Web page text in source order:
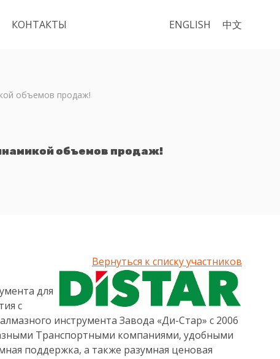
ENGLISH 中文
КОНТАКТЫ
объемов продаж!
объемов продаж!
Вернуться к списку участников
для
с
инструмента Завода «Ди-Стар» с 2006
Транспортными компаниями, удобными
поддержка, а также разумная ценовая